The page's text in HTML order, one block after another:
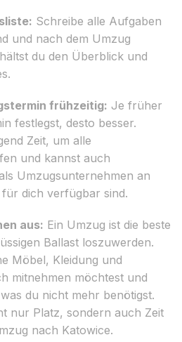
Schreibe alle Aufgaben
und nach dem Umzug
du den Überblick und
frühzeitig: Je früher
festlegst, desto besser.
Zeit, um alle
und kannst auch
Umzugsunternehmen an
dich verfügbar sind.
aus: Ein Umzug ist die beste
Ballast loszuwerden.
Möbel, Kleidung und
mitnehmen möchtest und
du nicht mehr benötigst.
nur Platz, sondern auch Zeit
nach Katowice.